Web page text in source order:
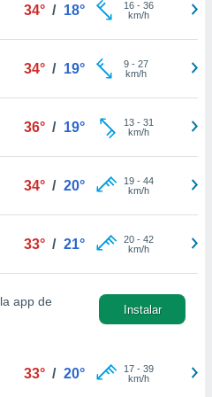
34° / 18° 16- 36
km/h
34° / 19° 9- 27
km/h
36° / 19° 13- 31
km/h
34° / 20° 19- 44
km/h
33° / 21° 20- 42
km/h
la app de
Instalar
33° / 20° 17- 39
km/h